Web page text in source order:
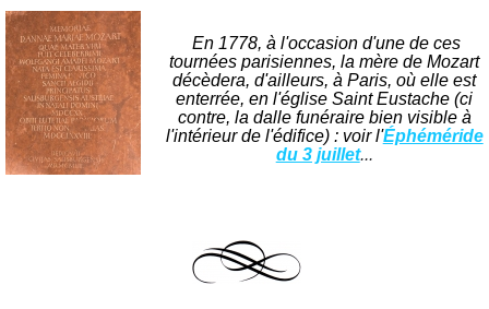
En 1778, à l'occasion d'une de ces
tournées parisiennes, la mère de Mozart
décèdera, d'ailleurs, à Paris, où elle est
enterrée, en l'église Saint Eustache (ci
contre, la dalle funéraire bien visible à
l'intérieur de l'édifice) : voir l'Éphéméride
du 3 juillet...